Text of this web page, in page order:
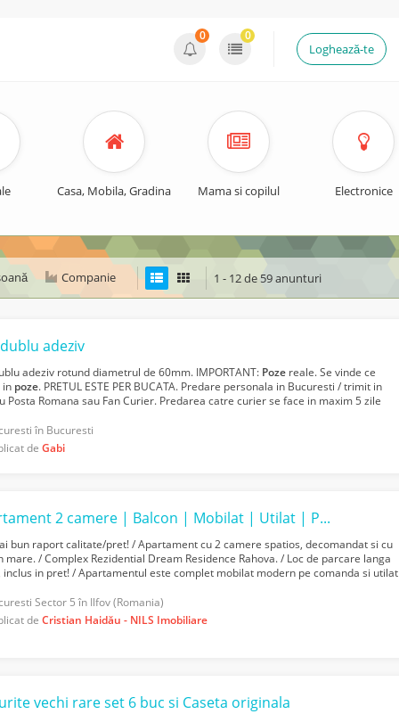
Loghează-te
0 0
Casa, Mobila, Gradina Mama si copilul Electronice
Companie 1 - 12 de 59 anunturi
adeziv
adeziv rotund diametrul de 60mm. IMPORTANT: Poze reale. Se vinde ce
in poze. PRETUL ESTE PER BUCATA. Predare personala in Bucuresti / trimit in
Posta Romana sau Fan Curier. Predarea catre curier se face in maxim 5 zile
în Bucuresti
deGabi
Apartament 2 camere | Balcon | Mobilat | Utilat | Parcare | Rahova
bun raport calitate/pret! / Apartament cu 2 camere spatios, decomandat si cu
mare. / Complex Rezidential Dream Residence Rahova. / Loc de parcare langa
inclus in pret! / Apartamentul este complet mobilat modern pe comanda si utilat
Sector 5 în Ilfov (Romania)
deCristian Haidău - NILS Imobiliare
vechi rare set 6 buc si Caseta originala